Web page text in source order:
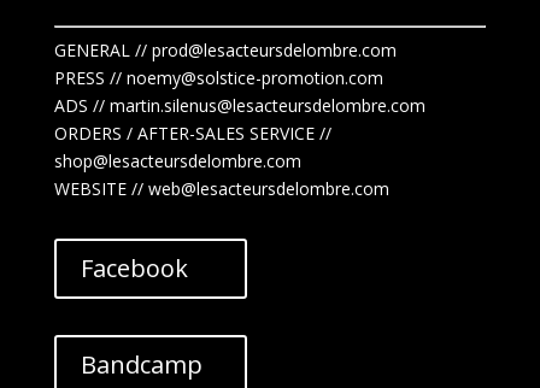
GENERAL // prod@lesacteursdelombre.com
PRESS // noemy@solstice-promotion.com
ADS // martin.silenus@lesacteursdelombre.com
ORDERS / AFTER-SALES SERVICE //
shop@lesacteursdelombre.com
WEBSITE // web@lesacteursdelombre.com
Facebook
Bandcamp